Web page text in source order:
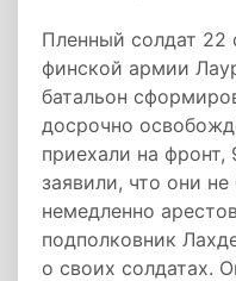
Пленный солдат 22
финской армии
батальон
досрочно
приехали на фронт,
заявили, что они
немедленно
подполковник
о своих солдатах.